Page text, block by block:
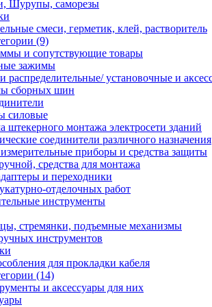
Шурупы, саморезы
смеси, герметик, клей, растворитель
(9)
и сопутствующие товары
зажимы
распределительные/ установочные и
сборных шин
силовые
штекерного монтажа электросети зданий
соединители различного назначения
приборы и средства защиты
средства для монтажа
и переходники
отделочных работ
инструменты
стремянки, подъемные механизмы
инструментов
для прокладки кабеля
(14)
и аксессуары для них